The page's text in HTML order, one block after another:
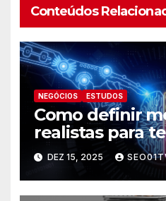
Conteúdos
NEGÓCIOS ESTUDOS
Como definir
realistas para
futuro
DEZ 15, 2025